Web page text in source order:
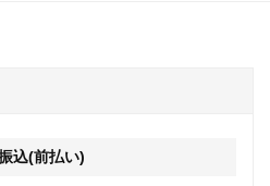
込(前払い)